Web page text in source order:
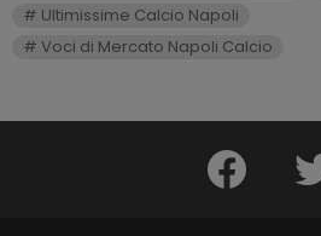
Ultimissime Calcio Napoli
Voci di Mercato Napoli Calcio
facebook